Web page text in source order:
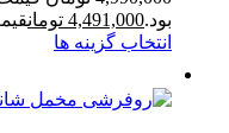
بود.4,491,000 تومانقیمت
انتخاب گزینه ها